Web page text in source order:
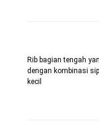
Rib bagian tengah
dengan kombinasi
kecil